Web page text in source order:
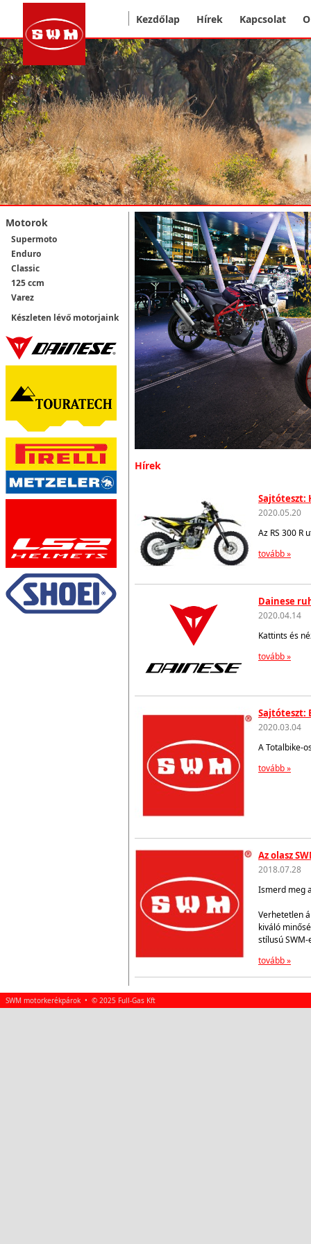
Kezdőlap Hírek Kapcsolat
Motorok
Supermoto
Enduro
Classic
125 ccm
Varez
Készleten lévő motorjaink
Hírek
Sajtóteszt:
2020.05.20
Az RS 300 R
tovább »
Dainese
2020.04.14
Kattints és
tovább »
Sajtóteszt:
2020.03.04
A Totalbike-
tovább »
Az olasz
2018.07.28
Ismerd meg
Verhetetlen
kiváló
stílusú SWM-
tovább »
SWM motorkerékpárok • © 2025 Full-Gas Kft